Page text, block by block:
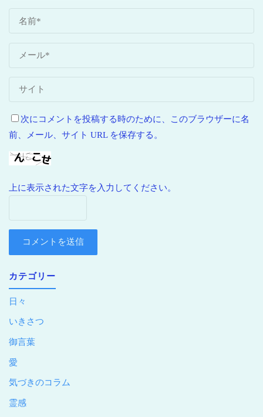
次にコメントを投稿する時のために、このブラウザーに名
前、メール、サイト URL を保存する。
上に表示された文字を入力してください。
カテゴリー
日々
いきさつ
御言葉
愛
気づきのコラム
霊感